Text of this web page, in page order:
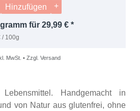
für 29,99 € *
/ 100g
Hinzufügen +
MwSt. • Zzgl. Versand
Handgemacht in
von Natur aus glutenfrei, ohne